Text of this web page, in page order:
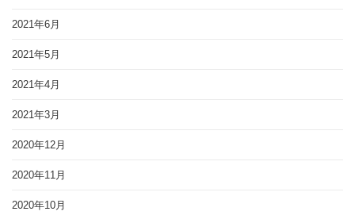
2021年6月
2021年5月
2021年4月
2021年3月
2020年12月
2020年11月
2020年10月